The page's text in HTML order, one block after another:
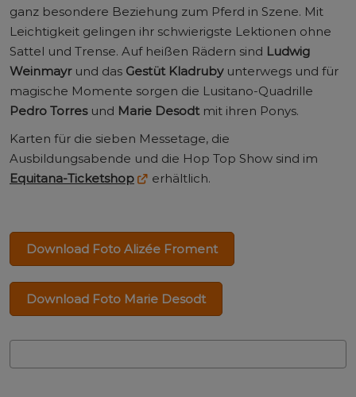
ganz besondere Beziehung zum Pferd in Szene. Mit
Leichtigkeit gelingen ihr schwierigste Lektionen ohne
Sattel und Trense. Auf heißen Rädern sind Ludwig
Weinmayrund das Gestüt Kladrubyunterwegs und für
magische Momente sorgen die Lusitano-Quadrille
Pedro Torresund Marie Desodt mit ihren Ponys.
Karten für die sieben Messetage, die
Ausbildungsabende und die Hop Top Show sind im
Equitana-Ticketshop
erhältlich.
Download Foto Alizée Froment
Download Foto Marie Desodt